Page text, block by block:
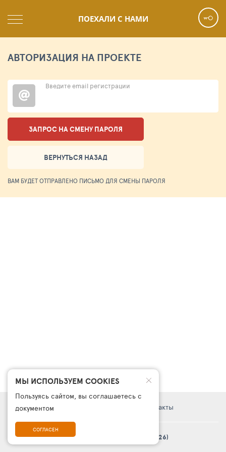
ПОЕХАЛИ С НАМИ
АВТОРИЗАЦИЯ НА ПРОЕКТЕ
Введите email регистрации
ЗАПРОС НА СМЕНУ ПАРОЛЯ
ВЕРНУТЬСЯ НАЗАД
ВАМ БУДЕТ ОТПРАВЛЕНО ПИСЬМО ДЛЯ СМЕНЫ ПАРОЛЯ
Правовая информация Контакты
© Платформа «ТурСайт Про» в.5.2.0 (2003 - 2026)
МЫ ИСПОЛЬЗУЕМ COOKIES
Пользуясь сайтом, вы соглашаетесь с
документом
СОГЛАСЕН